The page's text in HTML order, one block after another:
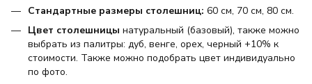
Стандартные размеры столешниц: 60 см, 70 см, 80 см.
Цвет столешницы натуральный (базовый), также можно
выбрать из палитры: дуб, венге, орех, черный +10% к
стоимости. Также можно подобрать цвет индивидуально
по фото.